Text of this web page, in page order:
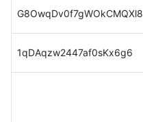
G8OwqDv0f7gWOkCMQXl8
1qDAqzw2447af0sKx6g6